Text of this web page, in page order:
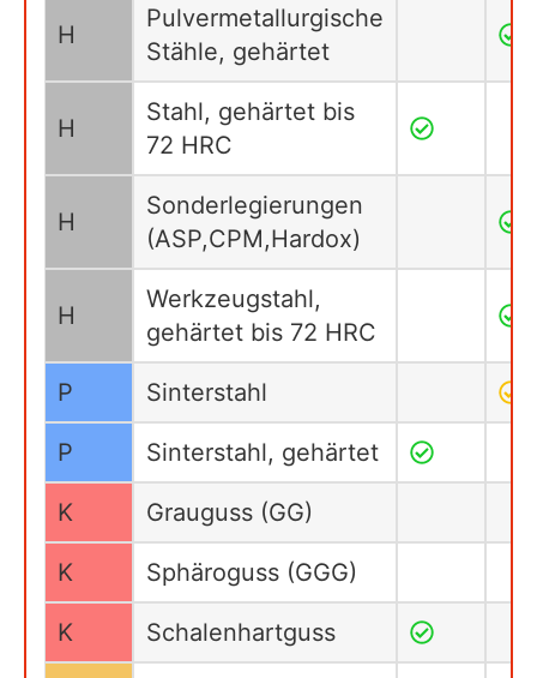
H
Pulvermetallurgische
Stähle, gehärtet
H
Stahl, gehärtet bis
72 HRC
H
Sonderlegierungen
(ASP,CPM,Hardox)
H
Werkzeugstahl,
gehärtet bis 72 HRC
P Sinterstahl
P Sinterstahl, gehärtet
K Grauguss (GG)
K Sphäroguss (GGG)
K Schalenhartguss